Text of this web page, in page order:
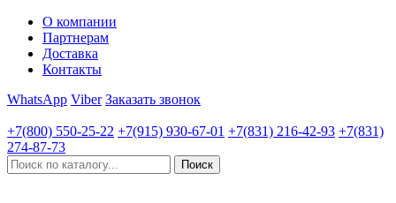
О компании
Партнерам
Доставка
Контакты
WhatsApp Viber Заказать звонок
+7(800) 550-25-22 +7(915) 930-67-01 +7(831) 216-42-93 +7(831)
274-87-73